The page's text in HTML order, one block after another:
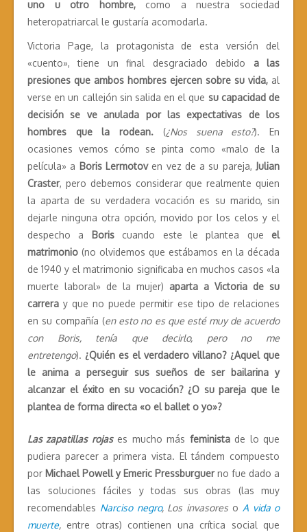
uno u otro hombre, como a nuestra sociedad
heteropatriarcal le gustaría acomodarla.
Victoria Page, la protagonista de esta versión del
«cuento», tiene un final desgraciado debido a las
presiones que ambos hombres ejercen sobre su vida, al
verse en un callejón sin salida en el que su capacidad de
decisión se ve anulada por las expectativas de los
hombres que la rodean. (¿Nos suena esto?). En
ocasiones vemos cómo se pinta como «malo de la
película» a Boris Lermotoven vez de a su pareja, Julian
Craster, pero debemos considerar que realmente quien
la aparta de su verdadera vocación es su marido, sin
dejarle ninguna otra opción, movido por los celos y el
despecho a Boriscuando este le plantea que el
matrimonio (no olvidemos que estábamos en la década
de 1940 y el matrimonio significaba en muchos casos «la
muerte laboral» de la mujer) aparta a Victoria de su
carrera y que no puede permitir ese tipo de relaciones
en su compañía (en esto no es que esté muy de acuerdo
con Boris, tenía que decirlo, pero no me
entretengo). ¿Quién es el verdadero villano? ¿Aquel que
le anima a perseguir sus sueños de ser bailarina y
alcanzar el éxito en su vocación? ¿O su pareja que le
plantea de forma directa «o el ballet o yo»?
Las zapatillas rojases mucho más feministade lo que
pudiera parecer a primera vista. El tándem compuesto
por Michael Powell y Emeric Pressburguerno fue dado a
las soluciones fáciles y todas sus obras (las muy
recomendables Narciso negro, Los invasoresoA vida o
muerte, entre otras) contienen una crítica social que